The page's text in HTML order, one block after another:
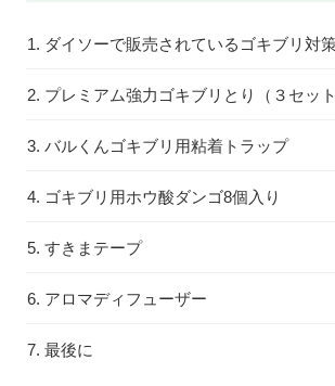
ダイソーで販売されているゴキブリ対
プレミアム強力ゴキブリとり（３セット
バルくんゴキブリ用粘着トラップ
ゴキブリ用ホウ酸ダンゴ8個入り
すきまテープ
アロマディフューザー
最後に